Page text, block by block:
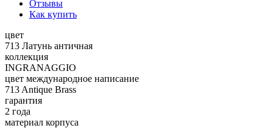
Отзывы
Как купить
цвет
713 Латунь античная
коллекция
INGRANAGGIO
цвет международное написание
713 Antique Brass
гарантия
2 года
материал корпуса